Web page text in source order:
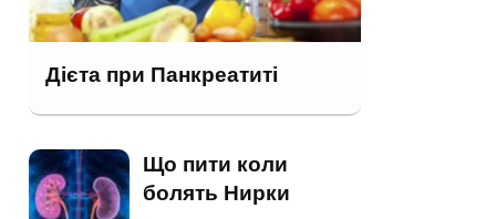
Дієта при Панкреатиті
Що пити коли
болять Нирки